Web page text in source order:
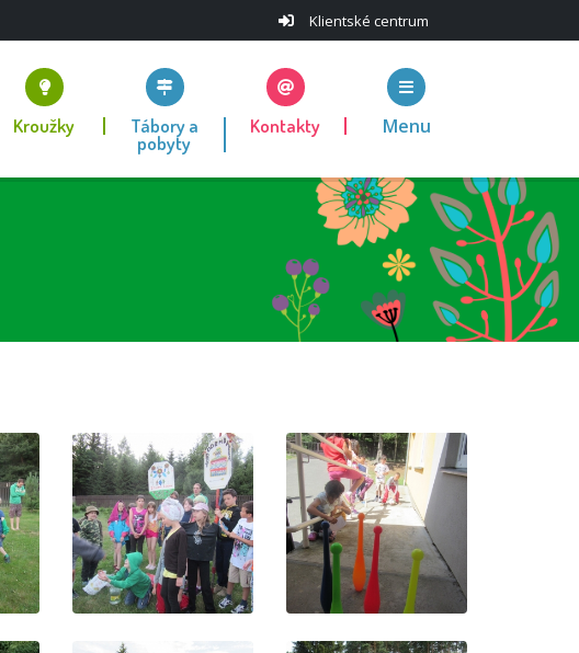
Klientské centrum
Kroužky Tábory a
pobyty
Kontakty Menu